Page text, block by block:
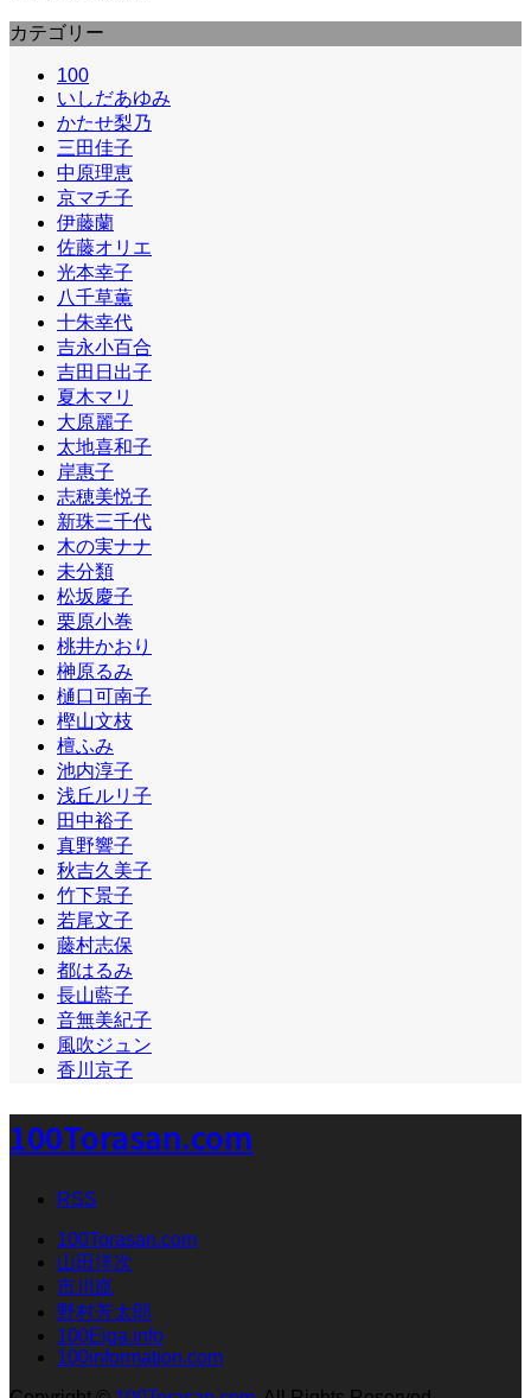
カテゴリー
100
いしだあゆみ
かたせ梨乃
三田佳子
中原理恵
京マチ子
伊藤蘭
佐藤オリエ
光本幸子
八千草薫
十朱幸代
吉永小百合
吉田日出子
夏木マリ
大原麗子
太地喜和子
岸惠子
志穂美悦子
新珠三千代
木の実ナナ
未分類
松坂慶子
栗原小巻
桃井かおり
榊原るみ
樋口可南子
樫山文枝
檀ふみ
池内淳子
浅丘ルリ子
田中裕子
真野響子
秋吉久美子
竹下景子
若尾文子
藤村志保
都はるみ
長山藍子
音無美紀子
風吹ジュン
香川京子
100Torasan.com
RSS
100Torasan.com
山田洋次
市川崑
野村芳太郎
100Eiga.info
100information.com